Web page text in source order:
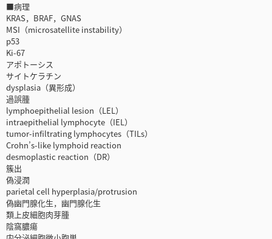
■病理
KRAS，BRAF，GNAS
MSI（microsatellite instability）
p53
Ki-67
アポトーシス
サイトケラチン
dysplasia（異形成）
過誤腫
lymphoepithelial lesion（LEL）
intraepithelial lymphocyte（IEL）
tumor-infiltrating lymphocytes（TILs）
Crohn’s-like lymphoid reaction
desmoplastic reaction（DR）
簇出
偽浸潤
parietal cell hyperplasia/protrusion
偽幽門腺化生，幽門腺化生
類上皮細胞肉芽腫
陰窩膿瘍